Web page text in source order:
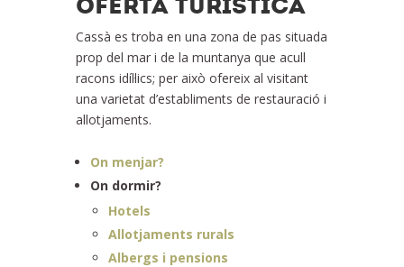
Cassà es troba en una zona de pas situada
prop del mar i de la muntanya que acull
racons idíl·lics; per això ofereix al visitant
una varietat d’establiments de restauració i
allotjaments.
On menjar?
On dormir?
Hotels
Allotjaments rurals
Albergs i pensions